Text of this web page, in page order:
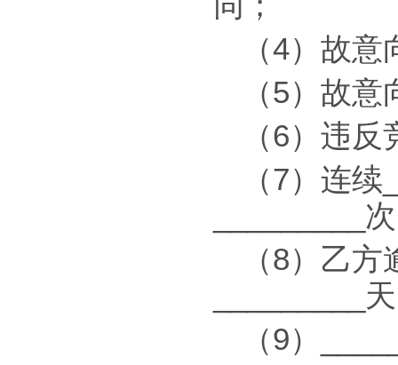
（4）故
（5）故
（6）违
（7）连
_________
（8）乙
_________
（9）